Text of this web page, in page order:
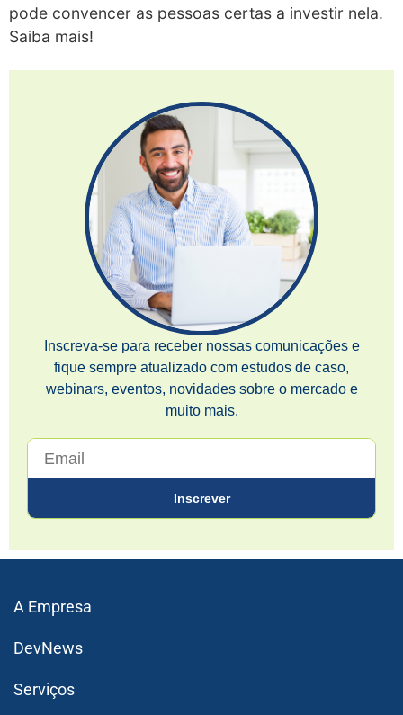
pode convencer as pessoas certas a investir nela.
Saiba mais!
Inscreva-se para receber nossas comunicações e
fique sempre atualizado com estudos de caso,
webinars, eventos, novidades sobre o mercado e
muito mais.
A Empresa
DevNews
Serviços